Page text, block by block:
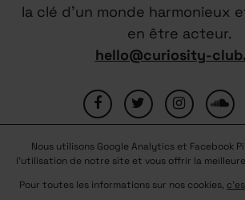
la clé d’un monde harmonieux
en être acteur.
hello@curiosity-
FAQ CONTACTEZ-NOUS
MENTIONS
Nous utilisons Google Analytics et Facebook
l'utilisation de notre site et vous offrir la
Pour toutes les informations sur nos cookies,